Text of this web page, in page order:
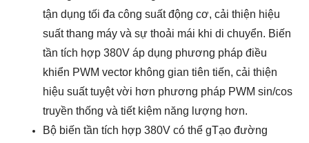
tận dụng tối đa công suất động cơ, cải thiện hiệu
suất thang máy và sự thoải mái khi di chuyển. Biến
tần tích hợp 380V áp dụng phương pháp điều
khiển PWM vector không gian tiên tiến, cải thiện
hiệu suất tuyệt vời hơn phương pháp PWM sin/cos
truyền thống và tiết kiệm năng lượng hơn.
Bộ biến tần tích hợp 380V có thể gTạo đường